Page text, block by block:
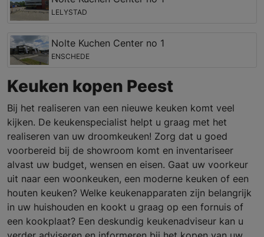
LELYSTAD
Nolte Kuchen Center no 1
ENSCHEDE
Keuken kopen Peest
Bij het realiseren van een nieuwe keuken komt veel
kijken. De keukenspecialist helpt u graag met het
realiseren van uw droomkeuken! Zorg dat u goed
voorbereid bij de showroom komt en inventariseer
alvast uw budget, wensen en eisen. Gaat uw voorkeur
uit naar een woonkeuken, een moderne keuken of een
houten keuken? Welke keukenapparaten zijn belangrijk
in uw huishouden en kookt u graag op een fornuis of
een kookplaat? Een deskundig keukenadviseur kan u